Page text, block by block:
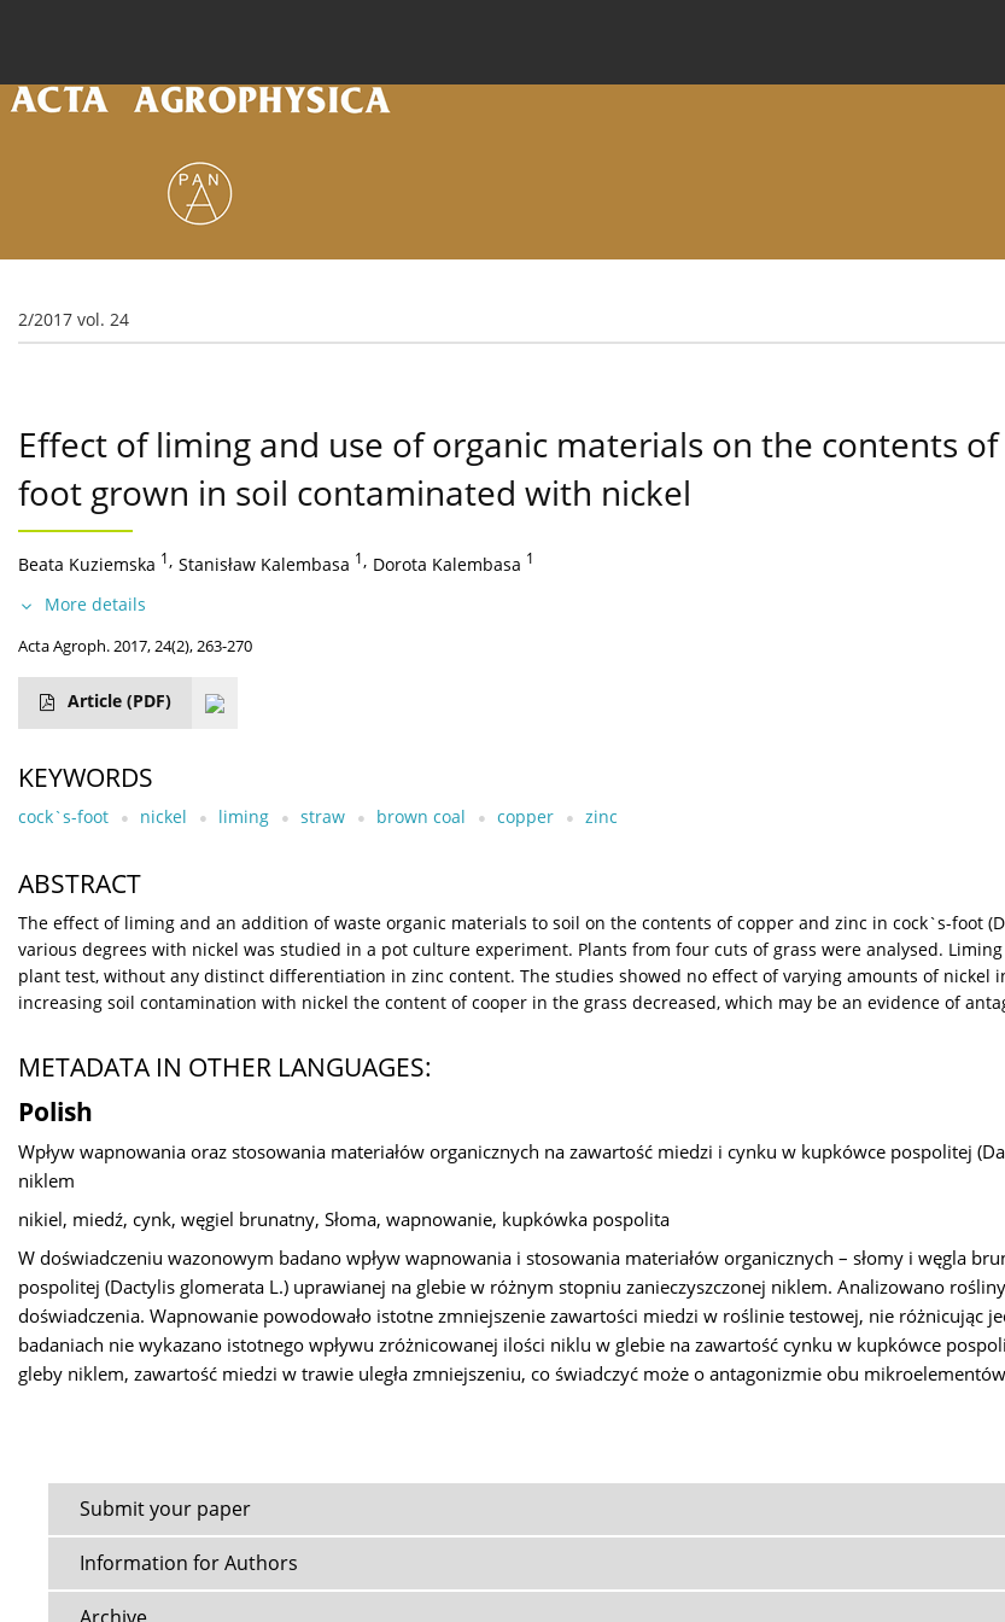
2/2017 vol. 24
Effect of liming and use of organic materials on the contents
foot grown in soil contaminated with nickel
Beata Kuziemska 1, Stanisław Kalembasa 1, Dorota Kalembasa 1
More details
Acta Agroph. 2017, 24(2), 263-270
Article (PDF)
KEYWORDS
cock`s-foot nickel liming straw brown coal copper zinc
ABSTRACT
The effect of liming and an addition of waste organic materials to soil on the contents of copper and zinc in cock`s-foot
various degrees with nickel was studied in a pot culture experiment. Plants from four cuts of grass were analysed.
plant test, without any distinct differentiation in zinc content. The studies showed no effect of varying amounts of nickel
increasing soil contamination with nickel the content of cooper in the grass decreased, which may be an evidence of
METADATA IN OTHER LANGUAGES:
Polish
Wpływ wapnowania oraz stosowania materiałów organicznych na zawartość miedzi i cynku w kupkówce pospolitej
niklem
nikiel, miedź, cynk, węgiel brunatny, Słoma, wapnowanie, kupkówka pospolita
W doświadczeniu wazonowym badano wpływ wapnowania i stosowania materiałów organicznych – słomy i węgla
pospolitej (Dactylis glomerata L.) uprawianej na glebie w różnym stopniu zanieczyszczonej niklem. Analizowano
doświadczenia. Wapnowanie powodowało istotne zmniejszenie zawartości miedzi w roślinie testowej, nie różnicując
badaniach nie wykazano istotnego wpływu zróżnicowanej ilości niklu w glebie na zawartość cynku w kupkówce
gleby niklem, zawartość miedzi w trawie uległa zmniejszeniu, co świadczyć może o antagonizmie obu
Submit your paper
Information for Authors